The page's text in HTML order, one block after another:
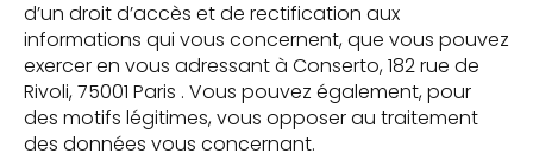
d’un droit d’accès et de rectification aux
informations qui vous concernent, que vous pouvez
exercer en vous adressant à Conserto, 182 rue de
Rivoli, 75001 Paris . Vous pouvez également, pour
des motifs légitimes, vous opposer au traitement
des données vous concernant.